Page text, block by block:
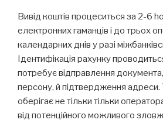
Вивід коштів процеситься за 2-6
електронних гаманців і до трьох
календарних днів у разі
Ідентифікація рахунку
потребує відправлення
персону, й підтвердження
оберігає не тільки тільки
від потенційного можливого